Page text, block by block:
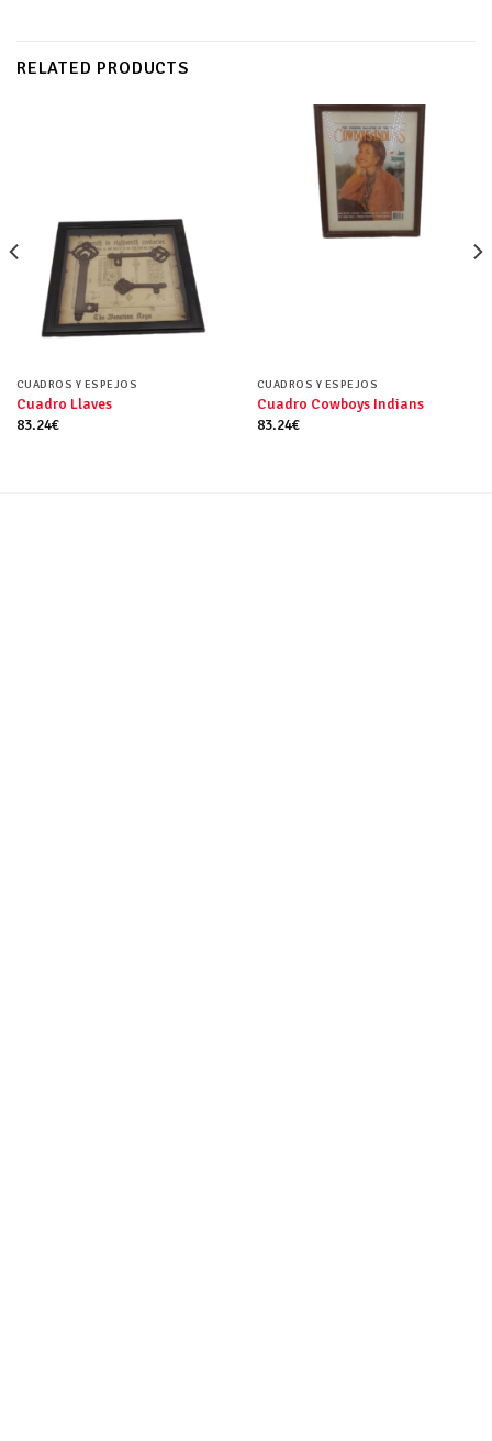
RELATED PRODUCTS
CUADROS Y ESPEJOS
Cuadro Llaves
83.24€
CUADROS Y ESPEJOS
Cuadro Cowboys Indians
83.24€